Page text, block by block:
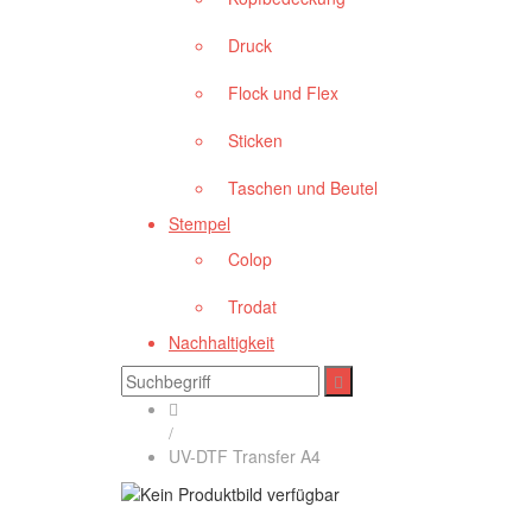
Druck
Flock und Flex
Sticken
Taschen und Beutel
Stempel
Colop
Trodat
Nachhaltigkeit
/
UV-DTF Transfer A4